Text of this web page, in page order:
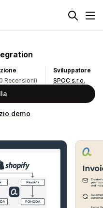
Recensioni)
Sviluppatore
SPOC s.r.o.
demo